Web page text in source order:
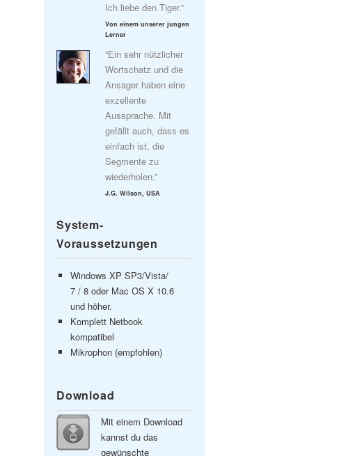
Ich liebe den Tiger.”
Von einem unserer jungen
Lerner
“Ein sehr nützlicher
Wortschatz und die
Ansager haben eine
exzellente
Aussprache. Mit
gefällt auch, dass es
einfach ist, die
Segmente zu
wiederholen.”
J.G. Wilson, USA
System-
Voraussetzungen
Windows XP SP3/Vista/
7 / 8 oder Mac OS X 10.6
und höher.
Komplett Netbook
kompatibel
Mikrophon (empfohlen)
Download
Mit einem Download
kannst du das
gewünschte